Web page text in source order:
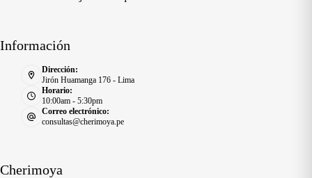
Información
Dirección:
Jirón Huamanga 176 - Lima
Horario:
10:00am - 5:30pm
Correo electrónico:
consultas@cherimoya.pe
Cherimoya